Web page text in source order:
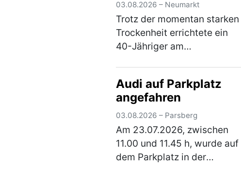
Sattel ab und r…(mehr)
03.08.2026 – Neumarkt
Trotz der momentan starken
Trockenheit errichtete ein
40-Jähriger am
und verbrannte darin
Sperrmüll. Er musste das
Feuer wieder löschen und
erhält nun eine A…(mehr)
Audi auf Parkplatz
angefahren
03.08.2026 – Parsberg
Am 23.07.2026, zwischen
11.00 und 11.45 h, wurde auf
dem Parkplatz in der